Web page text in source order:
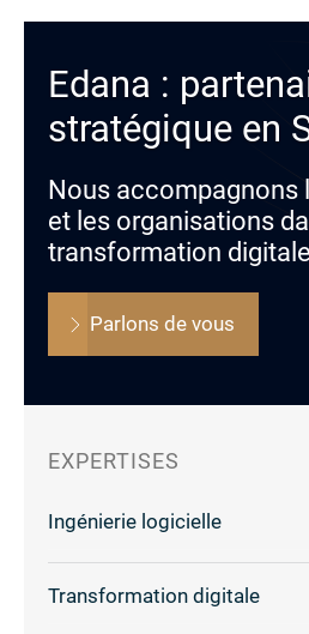
Edana :
stratégique en
Nous accompagnons
et les organisations
transformation digitale
Parlons de vous
EXPERTISES
Ingénierie logicielle
Transformation digitale